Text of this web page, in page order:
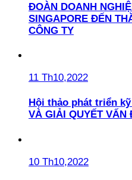
ĐOÀN DOANH
SINGAPORE ĐẾN
CÔNG TY
11 Th10,2022
Hội thảo phát triển
VÀ GIẢI QUYẾT VẤN
10 Th10,2022